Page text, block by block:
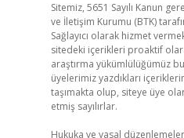
Sitemiz, 5651 Sayılı Kanun
ve İletişim Kurumu (BTK)
Sağlayıcı olarak hizmet
sitedeki içerikleri proaktif
araştırma yükümlülüğümüz
üyelerimiz yazdıkları
taşımakta olup, siteye üye
etmiş sayılırlar.
Hukuka ve yasal